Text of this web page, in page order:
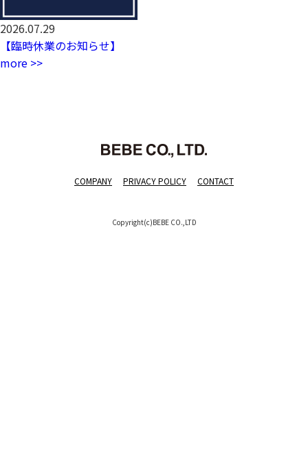
2026.07.29
【臨時休業のお知らせ】
more >>
COMPANY PRIVACY POLICY CONTACT
Copyright(c)BEBE CO.,LTD